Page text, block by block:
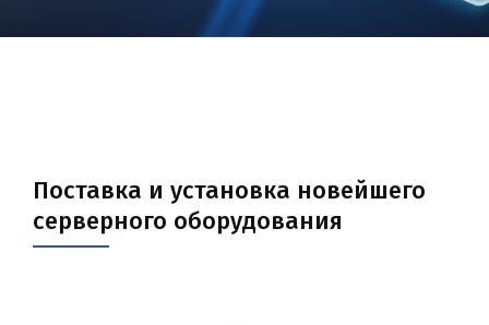
Поставка и установка новейшего
серверного оборудования